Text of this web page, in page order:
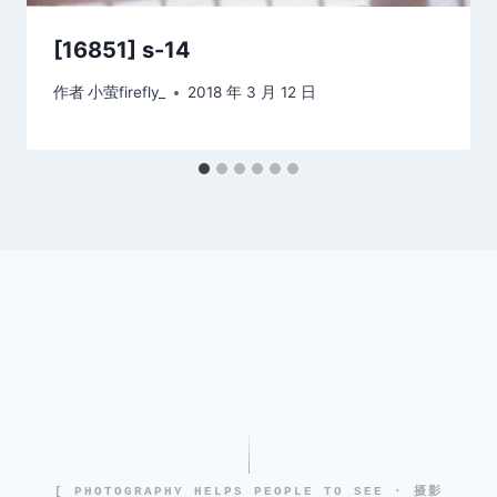
[16851] s-14
作者小萤firefly_ 2018 年 3 月 12 日
[ PHOTOGRAPHY HELPS PEOPLE TO SEE · 摄影